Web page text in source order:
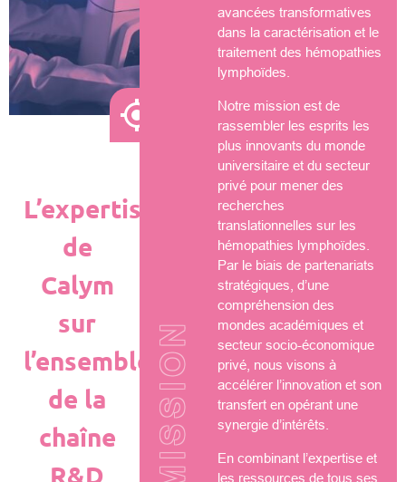
L’expertise
de
Calym
sur
l’ensemble
de la
chaîne
R&D
avancées transformatives
dans la caractérisation et le
traitement des hémopathies
lymphoïdes.
Notre mission est de
rassembler les esprits les
plus innovants du monde
universitaire et du secteur
privé pour mener des
recherches
translationnelles sur les
hémopathies lymphoïdes.
Par le biais de partenariats
stratégiques, d’une
compréhension des
mondes académiques et
secteur socio-économique
privé, nous visons à
accélérer l’innovation et son
transfert en opérant une
synergie d’intérêts.
En combinant l’expertise et
les ressources de tous ses